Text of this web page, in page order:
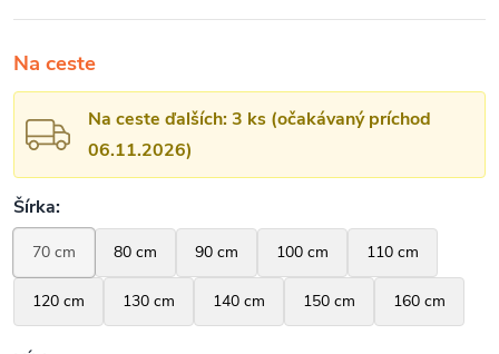
Na ceste
Na ceste ďalších: 3 ks (očakávaný príchod
06.11.2026)